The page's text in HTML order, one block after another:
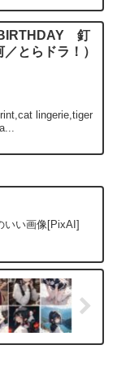
釘
とらドラ！）
lingerie,tiger
いい画像[PixAI]